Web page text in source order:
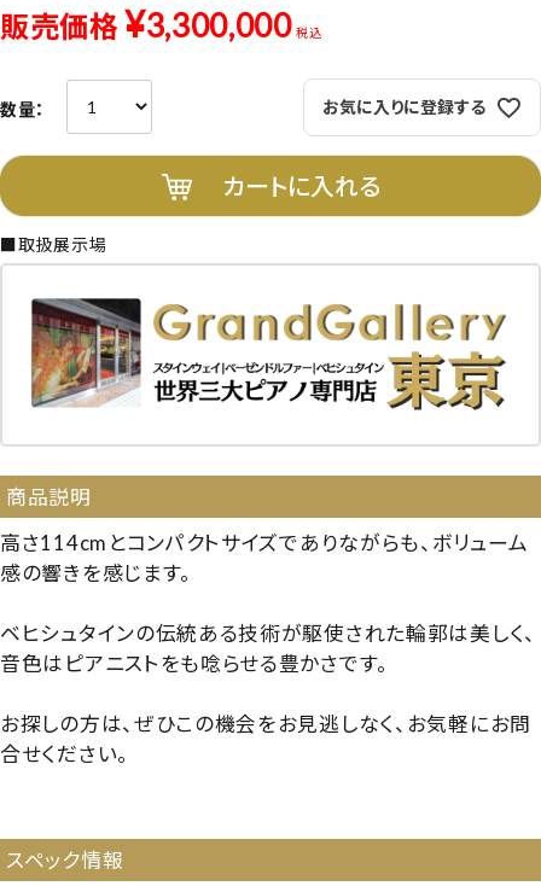
販売価格 ¥3,300,000 税込
お気に入りに登録する
カートに入れる
■取扱展示場
商品説明
高さ114cmとコンパクトサイズでありながらも、ボリューム
感の響きを感じます。
ベヒシュタインの伝統ある技術が駆使された輪郭は美しく、
音色はピアニストをも唸らせる豊かさです。
お探しの方は、ぜひこの機会をお見逃しなく、お気軽にお問
合せください。
スペック情報